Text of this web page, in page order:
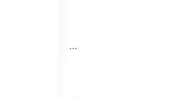
...